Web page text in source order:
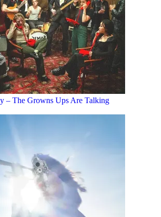
– The Growns Ups Are Talking